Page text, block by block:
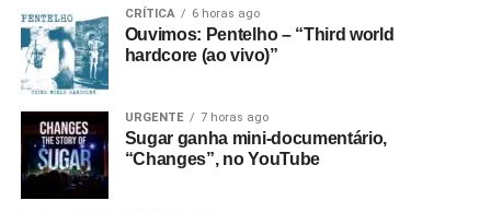
CRÍTICA 6 horas ago
Ouvimos: Pentelho – “Third world
hardcore (ao vivo)”
URGENTE 7 horas ago
Sugar ganha mini-documentário,
“Changes”, no YouTube